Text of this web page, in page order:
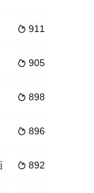
传统节日化作的历
萨科城开卡车谋生，
 911
 905
 898
 896
 892